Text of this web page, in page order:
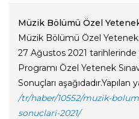
Müzik Bölümü Özel Yetenek
Müzik Bölümü Özel Yetenek
27 Ağustos 2021 tarihlerinde
Programı Özel Yetenek
Sonuçları aşağıdadır.Yapılan
/tr/haber/10552/muzik-
sonuclari-2021/